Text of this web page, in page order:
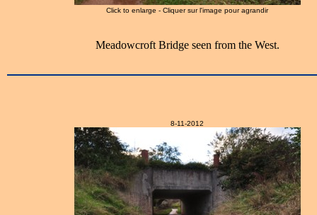
Click to enlarge - Cliquer sur l'image pour agrandir
Meadowcroft Bridge seen from the West.
8-11-2012